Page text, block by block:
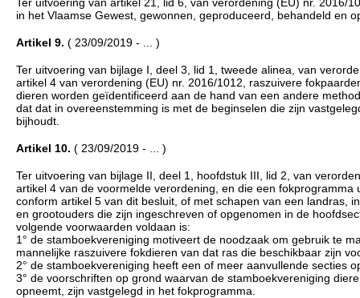
in het Vlaamse Gewest, gewonnen, geproduceerd, behandeld en
Artikel 9. ( 23/09/2019 - ... )
Ter uitvoering van bijlage I, deel 3, lid 1, tweede alinea, van
artikel 4 van verordening (EU) nr. 2016/1012, raszuivere
dieren worden geïdentificeerd aan de hand van een andere
dat dat in overeenstemming is met de beginselen die zijn
bijhoudt.
Artikel 10. ( 23/09/2019 - ... )
Ter uitvoering van bijlage II, deel 1, hoofdstuk III, lid 2, van
artikel 4 van de voormelde verordening, en die een
conform artikel 5 van dit besluit, of met schapen van een landras,
en grootouders die zijn ingeschreven of opgenomen in de
volgende voorwaarden voldaan is:
1° de stamboekvereniging motiveert de noodzaak om gebruik te
mannelijke raszuivere fokdieren van dat ras die beschikbaar zijn
2° de stamboekvereniging heeft een of meer aanvullende secties
3° de voorschriften op grond waarvan de stamboekvereniging
opneemt, zijn vastgelegd in het fokprogramma.